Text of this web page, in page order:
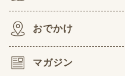
おでかけ
マガジン